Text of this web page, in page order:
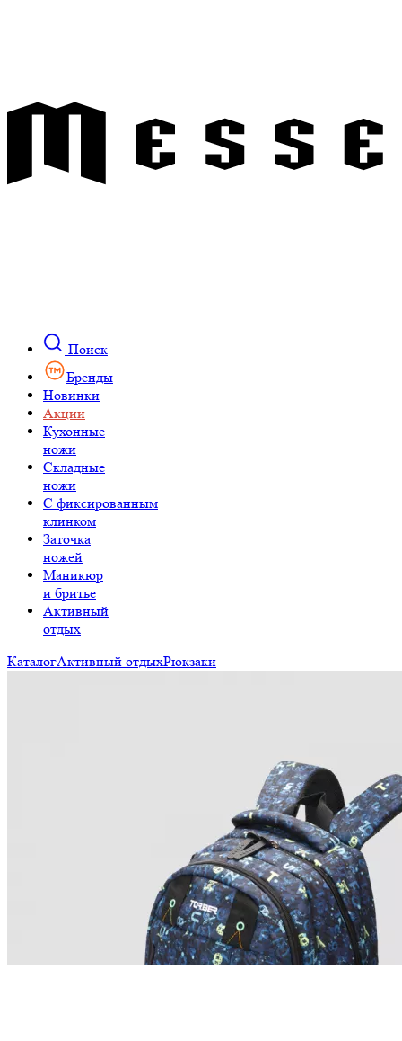
Поиск
Бренды
Новинки
Акции
Кухонные
ножи
Складные
ножи
C фиксированным
клинком
Заточка
ножей
Маникюр
и бритье
Активный
отдых
КаталогАктивный отдыхРюкзаки